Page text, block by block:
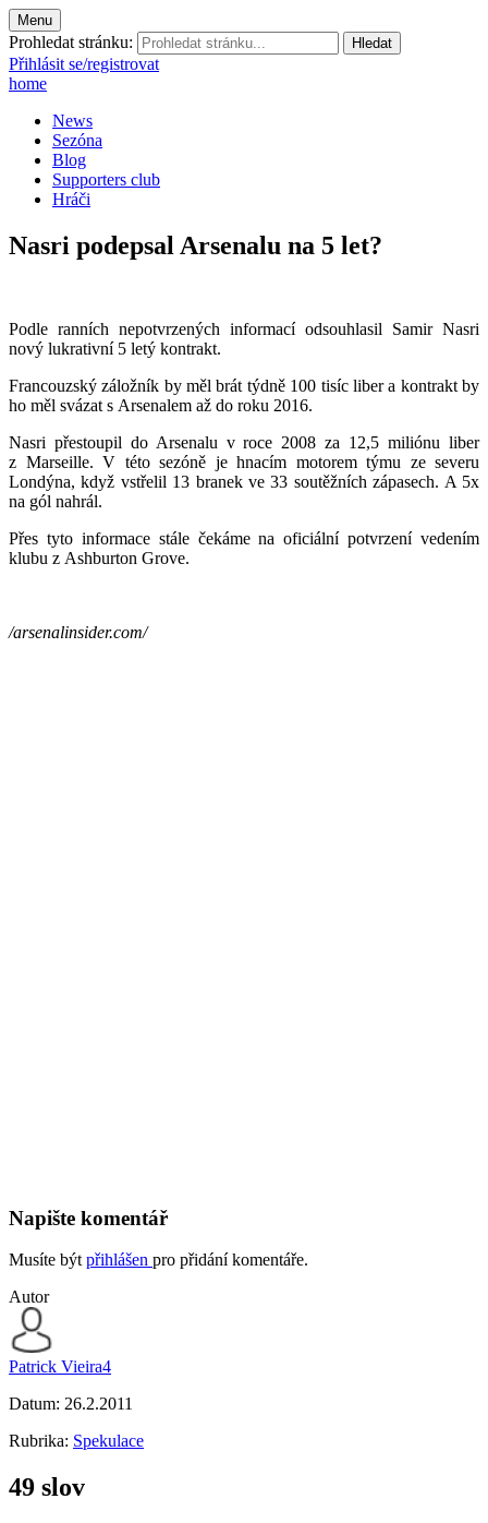
Menu
Prohledat stránku:
Přihlásit se/registrovat
home
News
Sezóna
Blog
Supporters club
Hráči
Nasri podepsal Arsenalu na 5 let?
Podle ranních nepotvrzených informací odsouhlasil Samir Nasri
nový lukrativní 5 letý kontrakt.
Francouzský záložník by měl brát týdně 100 tisíc liber a kontrakt by
ho měl svázat s Arsenalem až do roku 2016.
Nasri přestoupil do Arsenalu v roce 2008 za 12,5 miliónu liber
z Marseille. V této sezóně je hnacím motorem týmu ze severu
Londýna, když vstřelil 13 branek ve 33 soutěžních zápasech. A 5x
na gól nahrál.
Přes tyto informace stále čekáme na oficiální potvrzení vedením
klubu z Ashburton Grove.
/arsenalinsider.com/
Napište komentář
Musíte být přihlášen pro přidání komentáře.
Autor
Patrick Vieira4
Datum: 26.2.2011
Rubrika: Spekulace
49 slov